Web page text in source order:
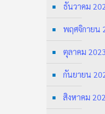
ธันวาคม
พฤศจิกายน
ตุลาคม 2023
กันยายน
สิงหาคม